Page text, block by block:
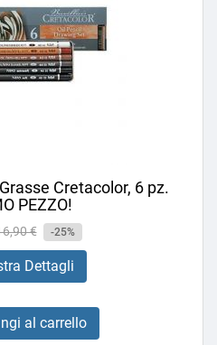
Cretacolor, 6 pz.
PEZZO!
€ -25%
Dettagli
al carrello